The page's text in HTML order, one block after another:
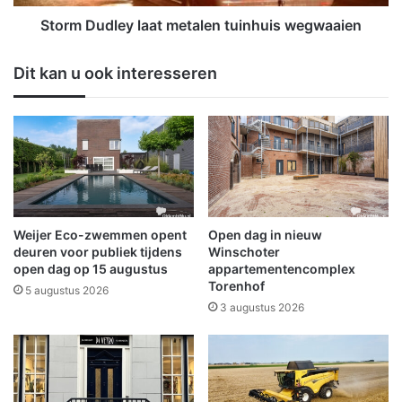
n
o
n
d
e
r
w
i
j
s
l
a
a
t
m
e
t
a
l
e
n
t
u
h
i
Storm Dudley laat metalen tuinhuis wegwaaien
Dit kan u ook interesseren
Weijer Eco-zwemmen opent
deuren voor publiek tijdens
open dag op 15 augustus
5 augustus 2026
Open dag in nieuw
Winschoter
appartementencomplex
Torenhof
3 augustus 2026